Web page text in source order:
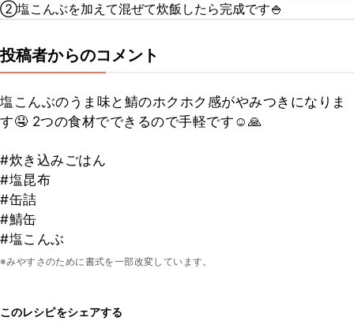
②塩こんぶを加えて混ぜて炊飯したら完成です🍚
投稿者からのコメント
塩こんぶのうま味と鯖のホクホク感がやみつきになりま
す🤤 2つの食材でできるので手軽です☺️🙏
#炊き込みごはん
#塩昆布
#缶詰
#鯖缶
#塩こんぶ
※みやすさのために書式を一部改変しています。
このレシピをシェアする